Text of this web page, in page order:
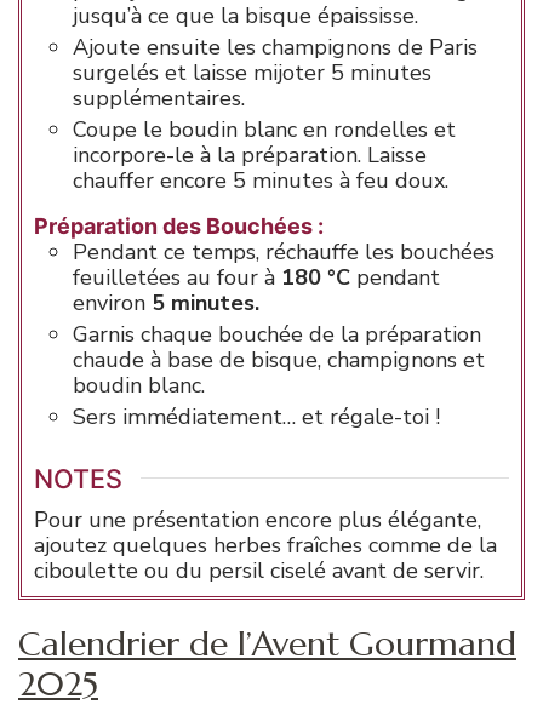
jusqu’à ce que la bisque épaississe.
Ajoute ensuite les champignons de Paris
surgelés et laisse mijoter 5 minutes
supplémentaires.
Coupe le boudin blanc en rondelles et
incorpore-le à la préparation. Laisse
chauffer encore 5 minutes à feu doux.
Préparation des Bouchées :
Pendant ce temps, réchauffe les bouchées
feuilletées au four à 180 °C pendant
environ 5 minutes.
Garnis chaque bouchée de la préparation
chaude à base de bisque, champignons et
boudin blanc.
Sers immédiatement… et régale-toi !
NOTES
Pour une présentation encore plus élégante,
ajoutez quelques herbes fraîches comme de la
ciboulette ou du persil ciselé avant de servir.
Calendrier de l’Avent Gourmand
2025